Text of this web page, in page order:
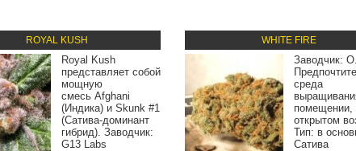
ROYAL KUSH
Royal Kush
представляет собой
мощную
смесь Afghani
(Индика) и Skunk #1
(Сатива-доминант
гибрид). Заводчик:
G13 Labs
WHITE FIRE
Заводчик:
среда
помещении,
открытом
Тип: в
Сатива